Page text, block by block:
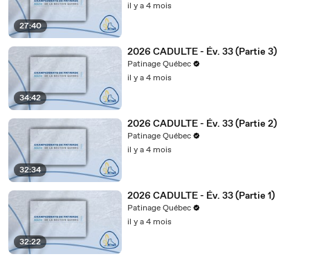
27:40
il y a 4 mois
34:42
2026 CADULTE - Év. 33 (Partie 3)
Patinage Québec
il y a 4 mois
32:34
2026 CADULTE - Év. 33 (Partie 2)
Patinage Québec
il y a 4 mois
32:22
2026 CADULTE - Év. 33 (Partie 1)
Patinage Québec
il y a 4 mois